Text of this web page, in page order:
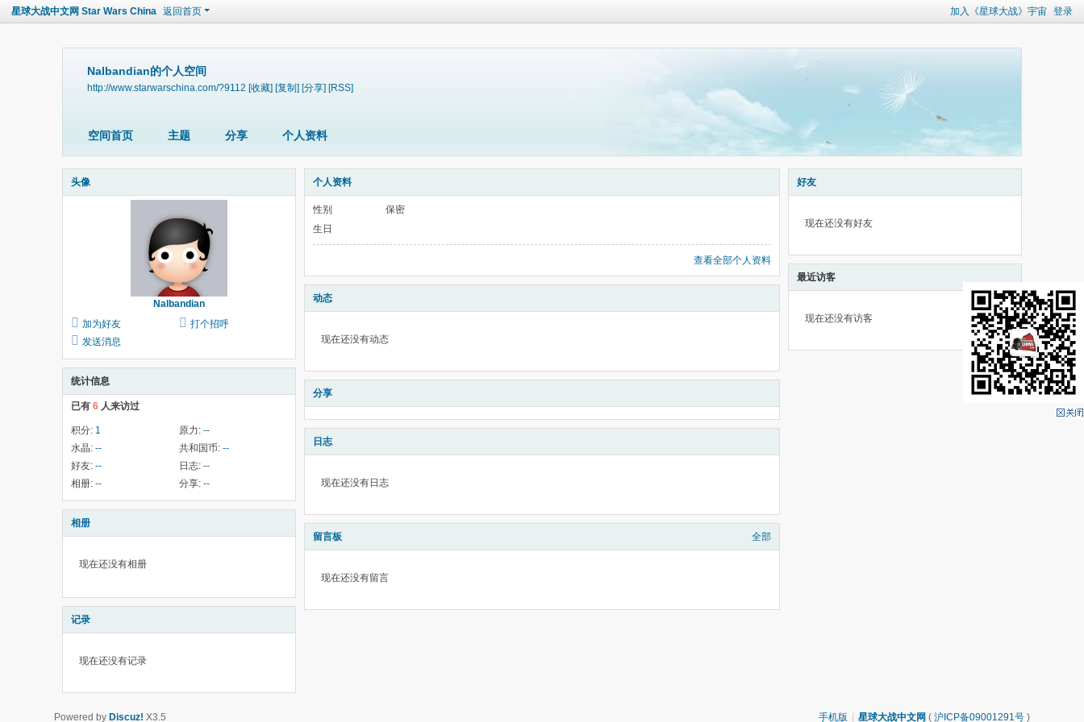
加入《星球大战》宇宙 登录
星球大战中文网 Star Wars China 返回首页
Nalbandian的个人空间
http://www.starwarschina.com/?9112 [收藏] [复制] [分享] [RSS]
空间首页 主题 分享 个人资料
头像
Nalbandian
加为好友
打个招呼
发送消息
统计信息
已有 6 人来访过
积分: 1 原力: --
水晶: -- 共和国币: --
好友: -- 日志: --
相册: -- 分享: --
相册
现在还没有相册
记录
现在还没有记录
个人资料
性别
保密
生日
查看全部个人资料
动态
现在还没有动态
分享
日志
现在还没有日志
留言板 全部
现在还没有留言
好友
现在还没有好友
最近访客
现在还没有访客
手机版 星球大战中文网 ( 沪ICP备09001291号 )
Powered by Discuz! X3.5